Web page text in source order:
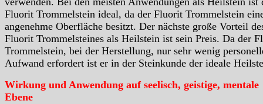
Fluorit Trommelstein ideal, da der Fluorit Trommelstein
angenehme Oberfläche besitzt. Der nächste große Vorteil
Fluorit Trommelsteines als Heilstein ist sein Preis. Da der
Trommelstein, bei der Herstellung, nur sehr wenig
Aufwand erfordert ist er in der Steinkunde der ideale
Wirkung und Anwendung auf seelisch, geistige, mentale
Ebene